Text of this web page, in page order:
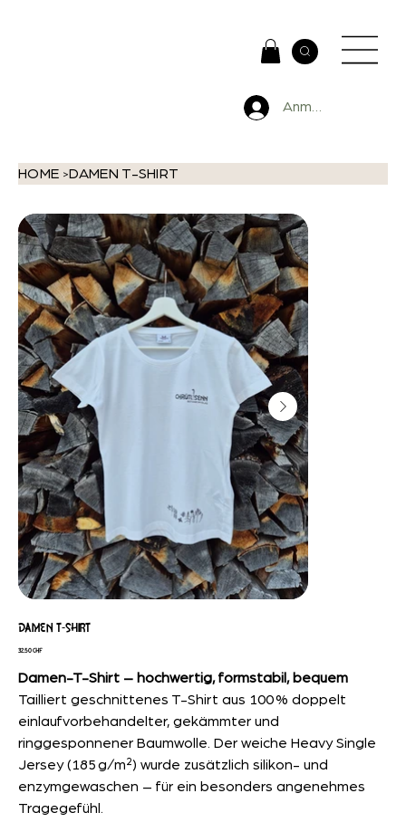
Anmelden
HOME >DAMEN T-SHIRT
DAMEN T-SHIRT
Preis
32,50 CHF
Damen-T-Shirt – hochwertig, formstabil, bequem
Tailliert geschnittenes T-Shirt aus 100 % doppelt
einlaufvorbehandelter, gekämmter und
ringgesponnener Baumwolle. Der weiche Heavy Single
Jersey (185 g/m²) wurde zusätzlich silikon- und
enzymgewaschen – für ein besonders angenehmes
Tragegefühl.